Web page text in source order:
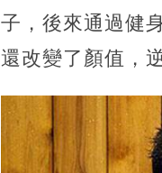
子，後來通過健
還改變了顏值，